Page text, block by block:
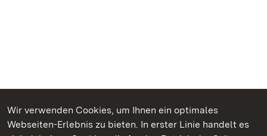
Wir verwenden Cookies, um Ihnen ein optimales
Webseiten-Erlebnis zu bieten. In erster Linie handelt es
Kommen. Staunen. Genießen.